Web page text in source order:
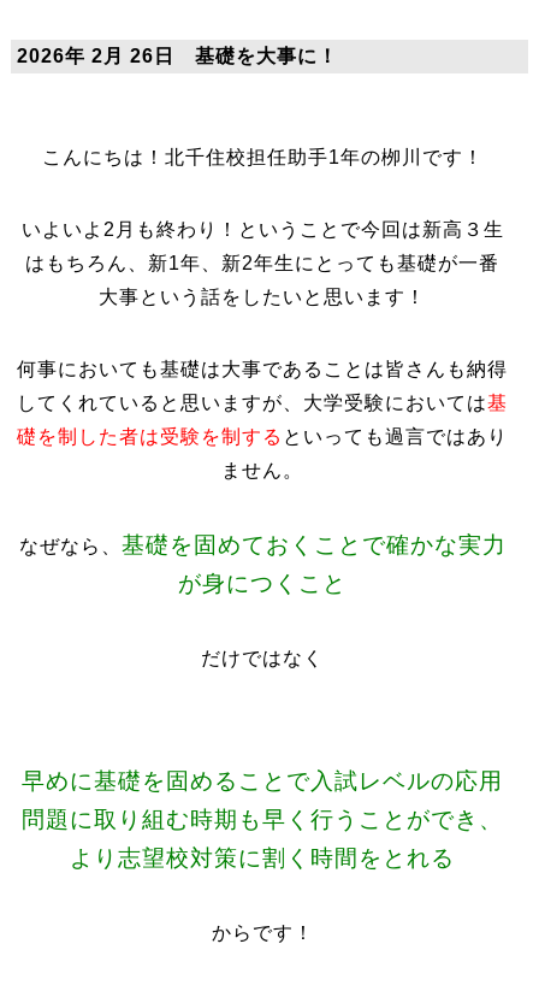
2026年 2月 26日 基礎を大事に！
こんにちは！北千住校担任助手1年の栁川です！
いよいよ2月も終わり！ということで今回は新高３生
はもちろん、新1年、新2年生にとっても基礎が一番
大事という話をしたいと思います！
何事においても基礎は大事であることは皆さんも納得
してくれていると思いますが、大学受験においては基
礎を制した者は受験を制する といっても過言ではあり
ません。
なぜなら、 基礎を固めておくことで確かな実力
が身につくこと
だけではなく
早めに基礎を固めることで入試レベルの応用
問題に取り組む時期も早く行うことができ、
より志望校対策に割く時間をとれる
からです！